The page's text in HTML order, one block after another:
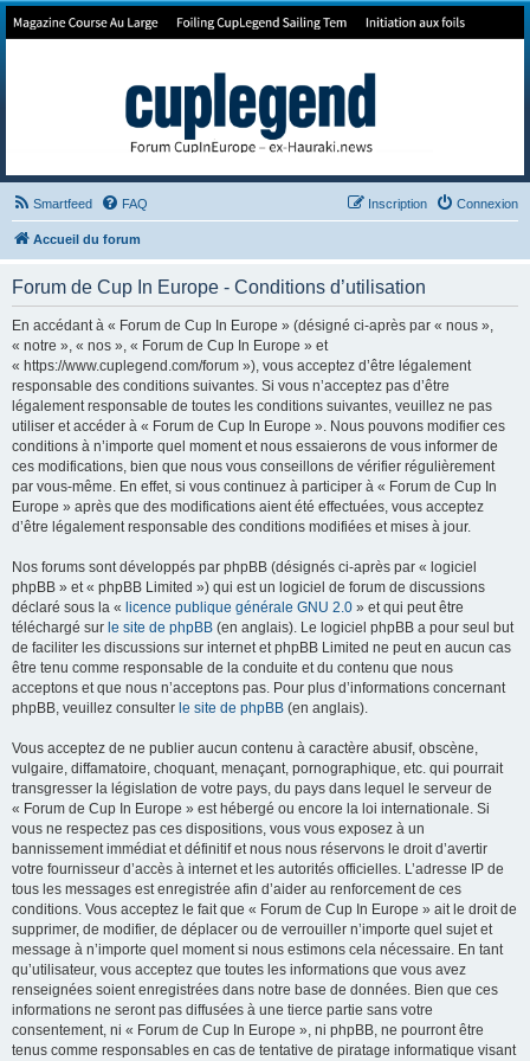
Forum de Cup In Europe
Smartfeed FAQ Connexion
Inscription
Accueil du forum
Forum de Cup In Europe - Conditions d’utilisation
En accédant à « Forum de Cup In Europe » (désigné ci-après par « nous »,
« notre », « nos », « Forum de Cup In Europe » et
« https://www.cuplegend.com/forum »), vous acceptez d’être légalement
responsable des conditions suivantes. Si vous n’acceptez pas d’être
légalement responsable de toutes les conditions suivantes, veuillez ne pas
utiliser et accéder à « Forum de Cup In Europe ». Nous pouvons modifier ces
conditions à n’importe quel moment et nous essaierons de vous informer de
ces modifications, bien que nous vous conseillons de vérifier régulièrement
par vous-même. En effet, si vous continuez à participer à « Forum de Cup In
Europe » après que des modifications aient été effectuées, vous acceptez
d’être légalement responsable des conditions modifiées et mises à jour.
Nos forums sont développés par phpBB (désignés ci-après par « logiciel
phpBB » et « phpBB Limited ») qui est un logiciel de forum de discussions
déclaré sous la « licence publique générale GNU 2.0 » et qui peut être
téléchargé sur le site de phpBB (en anglais). Le logiciel phpBB a pour seul but
de faciliter les discussions sur internet et phpBB Limited ne peut en aucun cas
être tenu comme responsable de la conduite et du contenu que nous
acceptons et que nous n’acceptons pas. Pour plus d’informations concernant
phpBB, veuillez consulter le site de phpBB (en anglais).
Vous acceptez de ne publier aucun contenu à caractère abusif, obscène,
vulgaire, diffamatoire, choquant, menaçant, pornographique, etc. qui pourrait
transgresser la législation de votre pays, du pays dans lequel le serveur de
« Forum de Cup In Europe » est hébergé ou encore la loi internationale. Si
vous ne respectez pas ces dispositions, vous vous exposez à un
bannissement immédiat et définitif et nous nous réservons le droit d’avertir
votre fournisseur d’accès à internet et les autorités officielles. L’adresse IP de
tous les messages est enregistrée afin d’aider au renforcement de ces
conditions. Vous acceptez le fait que « Forum de Cup In Europe » ait le droit de
supprimer, de modifier, de déplacer ou de verrouiller n’importe quel sujet et
message à n’importe quel moment si nous estimons cela nécessaire. En tant
qu’utilisateur, vous acceptez que toutes les informations que vous avez
renseignées soient enregistrées dans notre base de données. Bien que ces
informations ne seront pas diffusées à une tierce partie sans votre
consentement, ni « Forum de Cup In Europe », ni phpBB, ne pourront être
tenus comme responsables en cas de tentative de piratage informatique visant